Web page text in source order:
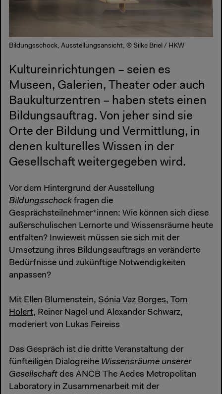
Bildungsschock, Ausstellungsansicht, © Silke Briel / HKW
Kultureinrichtungen – seien es
Museen, Galerien, Theater oder auch
Baukulturzentren – haben stets einen
Bildungsauftrag. Von jeher sind sie
Orte der Bildung und Vermittlung, in
denen kulturelles Wissen in der
Gesellschaft weitergegeben wird.
Vor dem Hintergrund der Ausstellung
Bildungsschock fragen die
Gesprächsteilnehmer*innen: Wie können sich diese
außerschulischen Lernorte und Wissensräume heute
entfalten? Inwieweit müssen sie sich mit der
Umsetzung ihres Bildungsauftrags an veränderte
Bedürfnisse und zukünftige Notwendigkeiten
anpassen?
Mit Ellen Blumenstein, Sónia Vaz Borges, Tom
Holert, Reiner Nagel und Alexander Schwarz,
moderiert von Lukas Feireiss
Das Gespräch ist die dritte Veranstaltung der
fünfteiligen Dialogreihe Wissensräume unserer
Gesellschaft des ANCB The Aedes Metropolitan
Laboratory in Zusammenarbeit mit der